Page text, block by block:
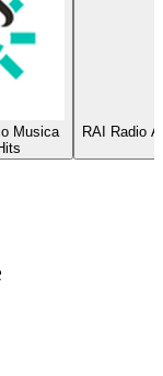
Musica
RAI Radio